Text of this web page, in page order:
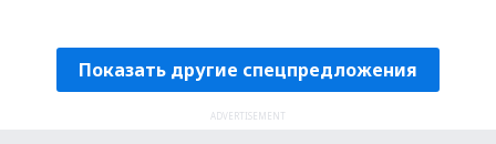
Показать другие спецпредложения
ADVERTISEMENT